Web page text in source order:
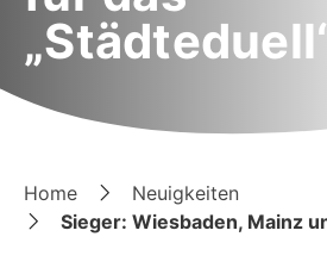
Home
Neuigkeiten
Sieger: Wiesbaden, Mainz